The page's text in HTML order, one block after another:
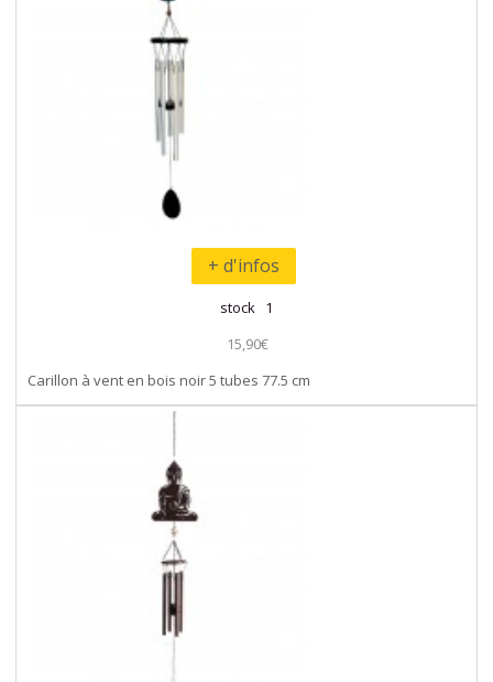
+ d'infos
stock 1
15,90€
Carillon à vent en bois noir 5 tubes 77.5 cm